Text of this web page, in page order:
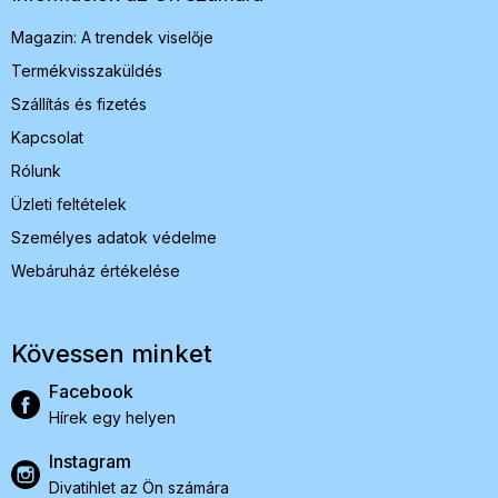
Magazin: A trendek viselője
Termékvisszaküldés
Szállítás és fizetés
Kapcsolat
Rólunk
Üzleti feltételek
Személyes adatok védelme
Webáruház értékelése
Kövessen minket
Facebook
Hírek egy helyen
Instagram
Divatihlet az Ön számára